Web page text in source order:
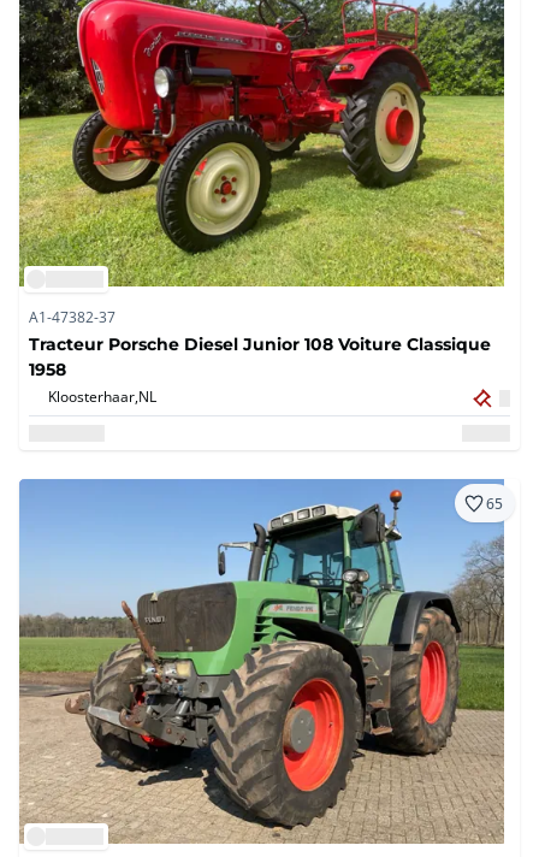
A1-47382-37
Tracteur Porsche Diesel Junior 108 Voiture Classique
1958
Kloosterhaar,NL
65